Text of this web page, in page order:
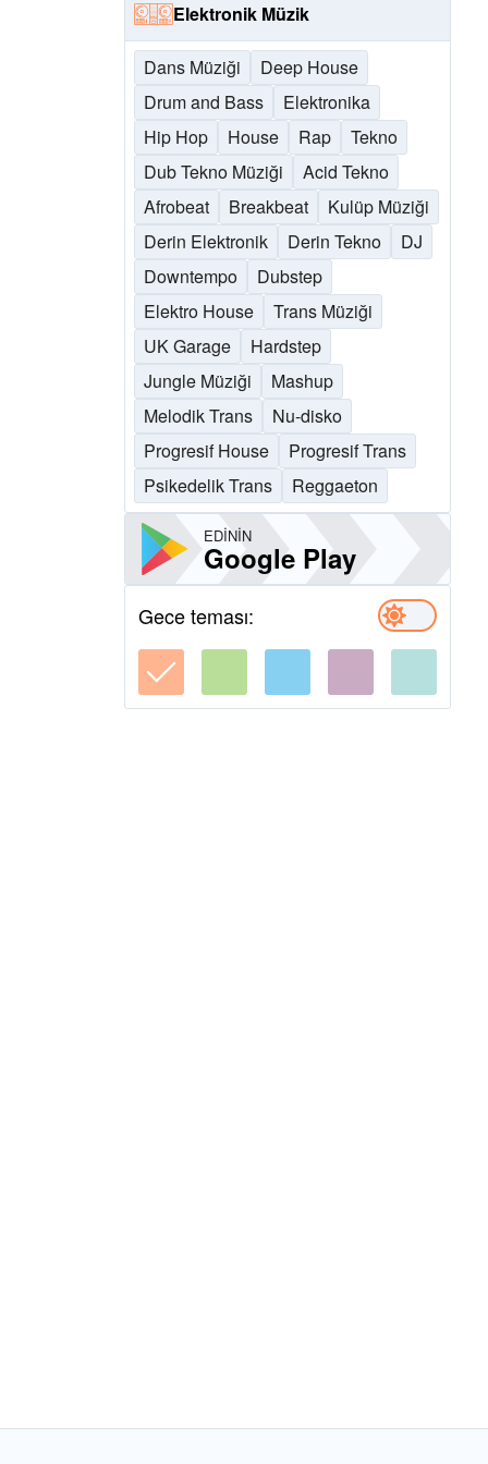
Elektronik Müzik
Dans Müziği
Deep House
Drum and Bass
Elektronika
Hip Hop
House Rap
Tekno
Dub Tekno Müziği
Acid Tekno
Afrobeat
Breakbeat
Kulüp Müziği
Derin Elektronik
Derin Tekno
DJ
Downtempo
Dubstep
Elektro House
Trans Müziği
UK Garage
Hardstep
Jungle Müziği
Mashup
Melodik Trans
Nu-disko
Progresif House
Progresif Trans
Psikedelik Trans
Reggaeton
EDININ
Google Play
Gece teması: